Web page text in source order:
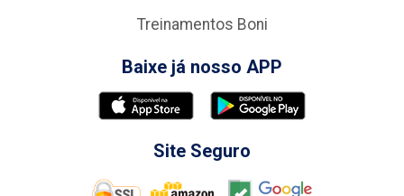
Treinamentos Boni
Baixe já nosso APP
Site Seguro